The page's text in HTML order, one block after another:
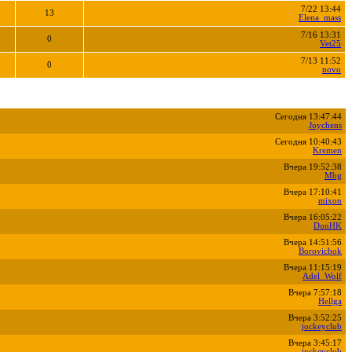
13
7/22 13:44
Elena_mass
0
7/16 13:31
Vet25
0
7/13 11:52
novo
Сегодня 13:47:44
Joychens
Сегодня 10:40:43
Kremen
Вчера 19:52:38
Mbg
Вчера 17:10:41
mixon
Вчера 16:05:22
DonHK
Вчера 14:51:56
Borovichok
Вчера 11:15:19
Adel_Wolf
Вчера 7:57:18
Hellga
Вчера 3:52:25
jockeyclub
Вчера 3:45:17